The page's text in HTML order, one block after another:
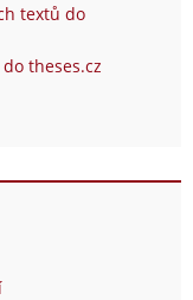
textů do
theses.cz